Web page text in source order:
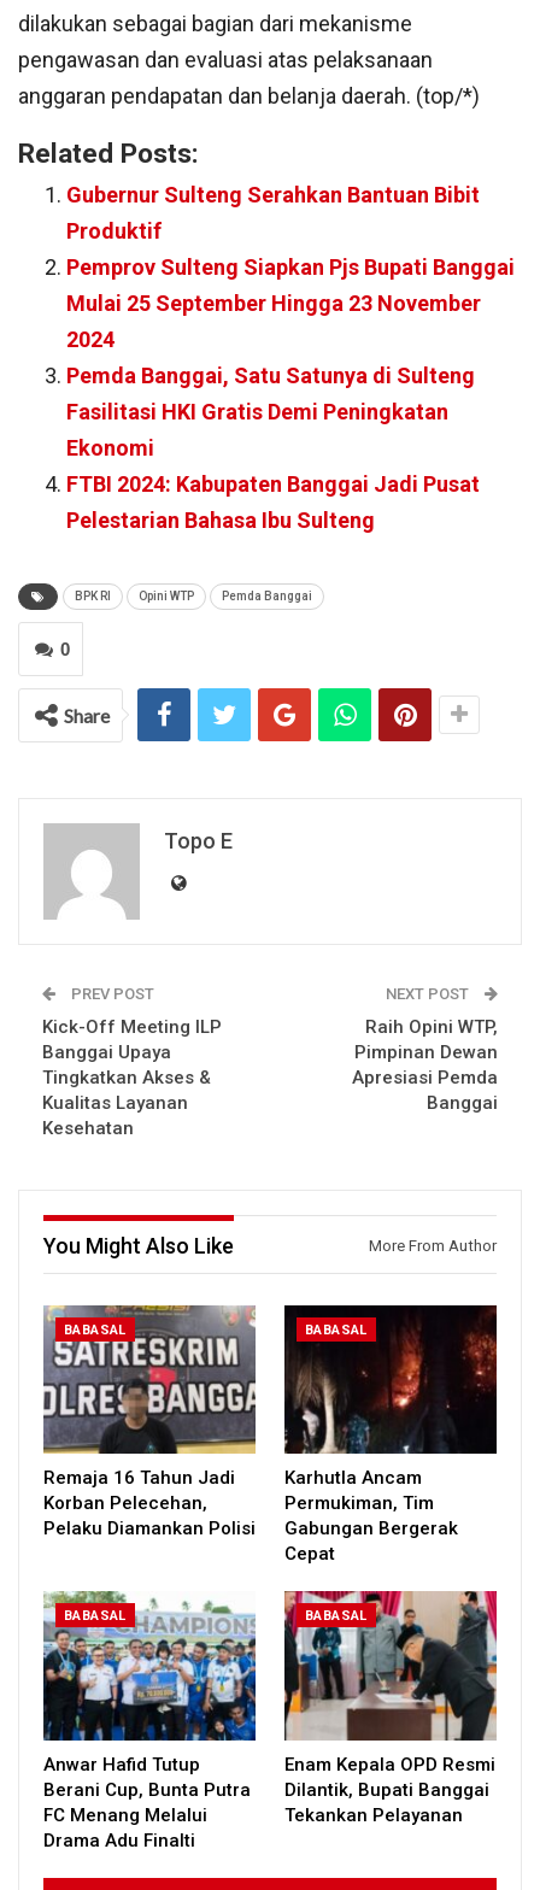
dilakukan sebagai bagian dari mekanisme
pengawasan dan evaluasi atas pelaksanaan
anggaran pendapatan dan belanja daerah. (top/*)
Related Posts:
Gubernur Sulteng Serahkan Bantuan Bibit
Produktif
Pemprov Sulteng Siapkan Pjs Bupati Banggai
Mulai 25 September Hingga 23 November
2024
Pemda Banggai, Satu Satunya di Sulteng
Fasilitasi HKI Gratis Demi Peningkatan
Ekonomi
FTBI 2024: Kabupaten Banggai Jadi Pusat
Pelestarian Bahasa Ibu Sulteng
BPK RI Opini WTP Pemda Banggai
0
Share
Topo E
PREV POST
Kick-Off Meeting ILP
Banggai Upaya
Tingkatkan Akses &
Kualitas Layanan
Kesehatan
NEXT POST
Raih Opini WTP,
Pimpinan Dewan
Apresiasi Pemda
Banggai
You Might Also Like More From Author
BABASAL
Remaja 16 Tahun Jadi
Korban Pelecehan,
Pelaku Diamankan Polisi
BABASAL
Karhutla Ancam
Permukiman, Tim
Gabungan Bergerak
Cepat
BABASAL
Anwar Hafid Tutup
Berani Cup, Bunta Putra
FC Menang Melalui
Drama Adu Finalti
BABASAL
Enam Kepala OPD Resmi
Dilantik, Bupati Banggai
Tekankan Pelayanan